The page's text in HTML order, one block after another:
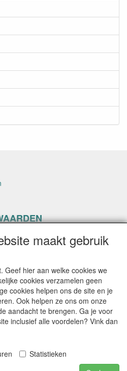
maakt gebruik
Geef hier aan welke cookies we
cookies verzamelen geen
cookies helpen ons de site en je
Ook helpen ze ons om onze
aandacht te brengen. Ga je voor
inclusief alle voordelen? Vink dan
Statistieken